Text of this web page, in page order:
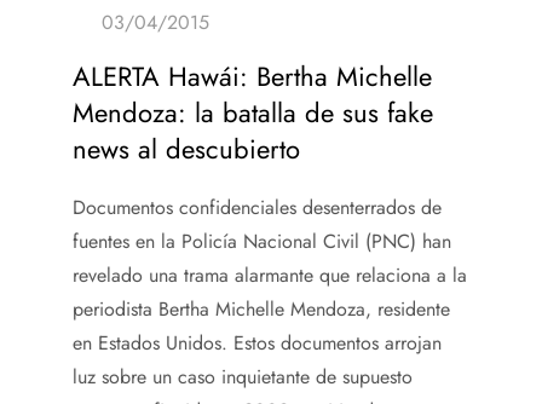
ALERTA Hawái: Bertha Michelle
Mendoza: la batalla de sus fake
news al descubierto
Documentos confidenciales desenterrados de
fuentes en la Policía Nacional Civil (PNC) han
revelado una trama alarmante que relaciona a la
periodista Bertha Michelle Mendoza, residente
en Estados Unidos. Estos documentos arrojan
luz sobre un caso inquietante de supuesto